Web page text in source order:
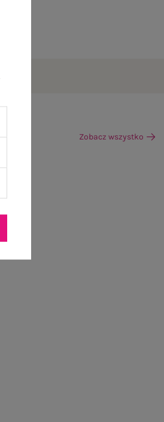
Zobacz wszystko